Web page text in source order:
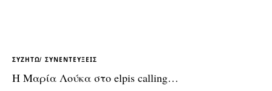
ΣΥΖΗΤΏ ΣΥΝΕΝΤΕΎΞΕΙΣ
Η Μαρία Λούκα στο elpis calling…